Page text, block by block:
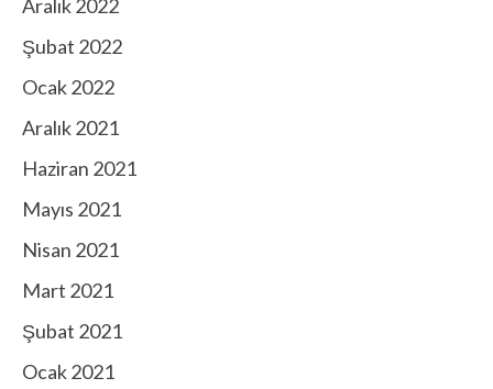
Aralık 2022
Şubat 2022
Ocak 2022
Aralık 2021
Haziran 2021
Mayıs 2021
Nisan 2021
Mart 2021
Şubat 2021
Ocak 2021